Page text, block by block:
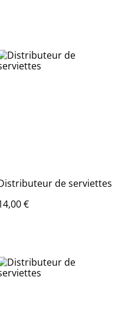
de serviettes
€